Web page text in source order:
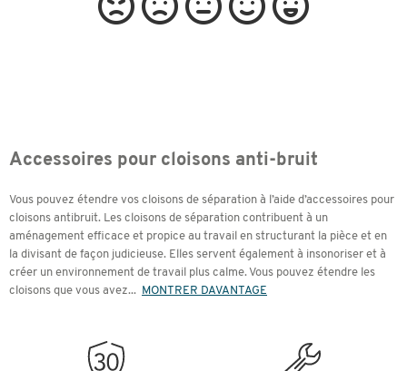
Accessoires pour cloisons anti-bruit
Vous pouvez étendre vos cloisons de séparation à l’aide d’accessoires pour
cloisons antibruit. Les cloisons de séparation contribuent à un
aménagement efficace et propice au travail en structurant la pièce et en
la divisant de façon judicieuse. Elles servent également à insonoriser et à
créer un environnement de travail plus calme. Vous pouvez étendre les
cloisons que vous avez... MONTRER DAVANTAGE